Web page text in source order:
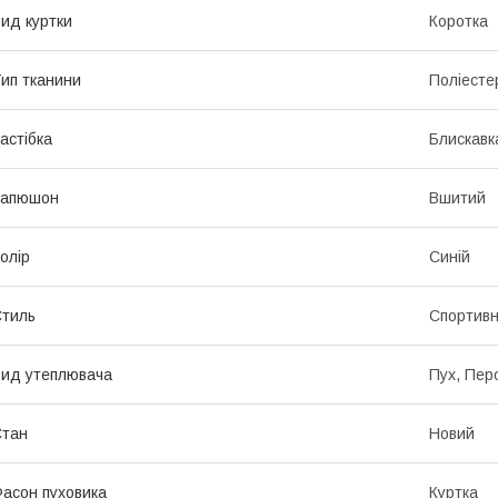
куртки Коротка
тканини
Вшитий
Синій
утеплювача Пух,
Новий
пуховика Куртка